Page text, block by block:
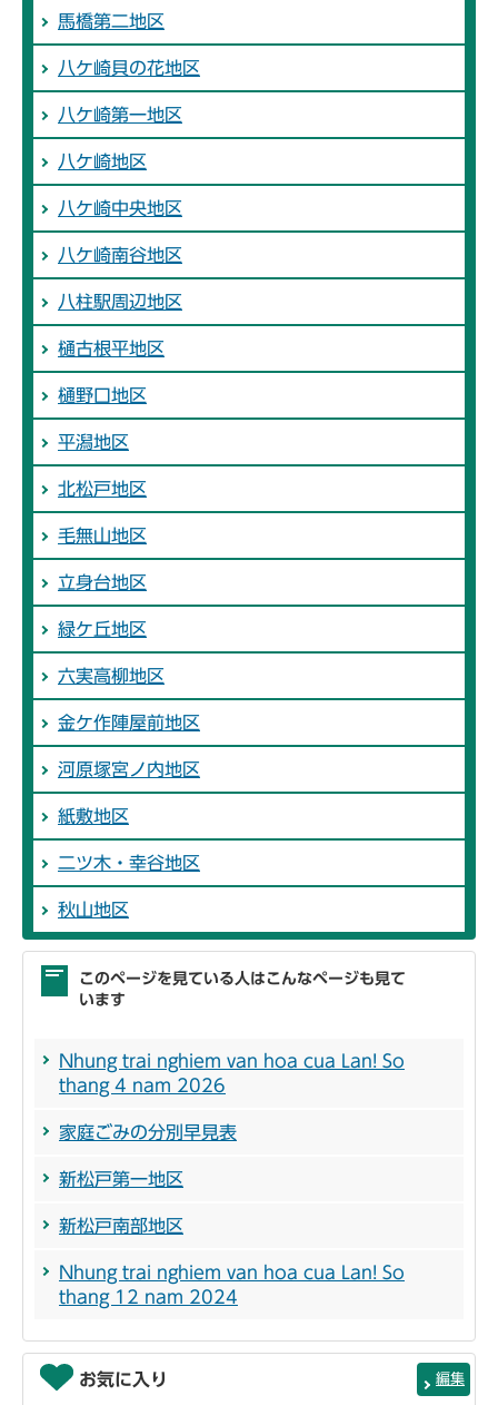
馬橋第二地区
八ケ崎貝の花地区
八ケ崎第一地区
八ケ崎地区
八ケ崎中央地区
八ケ崎南谷地区
八柱駅周辺地区
樋古根平地区
樋野口地区
平潟地区
北松戸地区
毛無山地区
立身台地区
緑ケ丘地区
六実高柳地区
金ケ作陣屋前地区
河原塚宮ノ内地区
紙敷地区
二ツ木・幸谷地区
秋山地区
このページを見ている人はこんなページも見て
います
Nhung trai nghiem van hoa cua Lan! So
thang 4 nam 2026
家庭ごみの分別早見表
新松戸第一地区
新松戸南部地区
Nhung trai nghiem van hoa cua Lan! So
thang 12 nam 2024
お気に入り 編集